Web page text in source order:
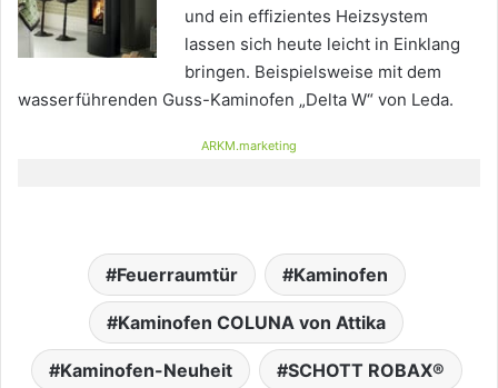
und ein effizientes Heizsystem
lassen sich heute leicht in Einklang
bringen. Beispielsweise mit dem
wasserführenden Guss-Kaminofen „Delta W“ von Leda.
ARKM.marketing
Feuerraumtür Kaminofen
Kaminofen COLUNA von Attika
Kaminofen-Neuheit SCHOTT ROBAX®